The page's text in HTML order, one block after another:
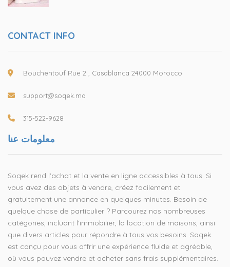
CONTACT INFO
Bouchentouf Rue 2 , Casablanca 24000 Morocco
support@soqek.ma
315-522-9628
معلومات عنا
Soqek rend l'achat et la vente en ligne accessibles à tous. Si
vous avez des objets à vendre, créez facilement et
gratuitement une annonce en quelques minutes. Besoin de
quelque chose de particulier ? Parcourez nos nombreuses
catégories, incluant l'immobilier, la location de maisons, ainsi
que divers articles pour répondre à tous vos besoins. Soqek
est conçu pour vous offrir une expérience fluide et agréable,
où vous pouvez vendre et acheter sans frais supplémentaires.